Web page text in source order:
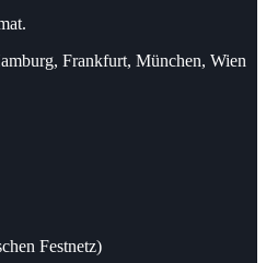
Frankfurt, München, Wien
Festnetz)